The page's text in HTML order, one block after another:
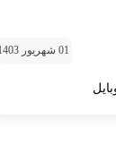
01 شهریور 1403